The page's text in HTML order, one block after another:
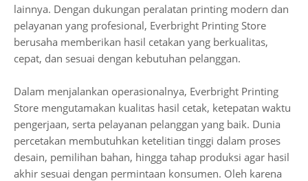
lainnya. Dengan dukungan peralatan printing modern dan
pelayanan yang profesional, Everbright Printing Store
berusaha memberikan hasil cetakan yang berkualitas,
cepat, dan sesuai dengan kebutuhan pelanggan.
Dalam menjalankan operasionalnya, Everbright Printing
Store mengutamakan kualitas hasil cetak, ketepatan waktu
pengerjaan, serta pelayanan pelanggan yang baik. Dunia
percetakan membutuhkan ketelitian tinggi dalam proses
desain, pemilihan bahan, hingga tahap produksi agar hasil
akhir sesuai dengan permintaan konsumen. Oleh karena